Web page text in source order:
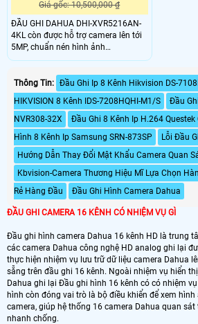
Giá gốc: 10,500,000 ₫
ĐẦU GHI DAHUA DHI-XVR5216AN-
4KL còn được hỗ trợ camera lên tới
5MP, chuẩn nén hình ảnh
H.264+/H.264/MJPEG với hai luồng
8CH 720P giúp hình ảnh trở nên sắc
nét, sống động
Thông Tin: Đầu Ghi Ip 8 Kênh Hikvision DS-
HIKVISION 8 Kênh IDS-7208HQHI-M1/S
Đầu
NVR308-32X
Đầu Ghi 8 Kênh Ip H.264 Questek
Hình 8 Kênh Ip Samsung SRN-873SP
Lỗi Đầu
Hướng Dẫn Thay Đổi Mật Khẩu Camera Quan
Kbvision-Camera Thương Hiệu Mĩ Lựa Chọn
Rẻ Hàng Đầu
Đầu Ghi Hình Camera Dahua
ĐẦU GHI CAMERA 16 KÊNH CÓ NHIỆM VỤ GÌ
Đầu ghi hình camera Dahua 16 kênh HD là trung
các camera Dahua công nghệ HD analog ghi lại
thực hiện nhiệm vụ lưu trữ dữ liệu camera Dahua
sẵng trên đầu ghi 16 kênh. Ngoài nhiệm vụ hiển
Dahua ghi lại Đầu ghi hình 16 kênh có có nhiệm
hình còn đóng vai trò là bộ điều khiển để xem
camera, giúp hệ thống 16 camera Dahua quan
nhanh chống.